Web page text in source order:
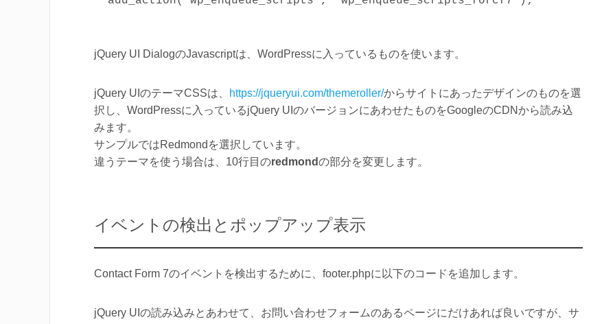
jQuery UI DialogのJavascriptは、WordPressに入っているものを使います。
jQuery UIのテーマCSSは、 https://jqueryui.com/themeroller/からサイトにあったデザインのものを選
択し、WordPressに入っているjQuery UIのバージョンにあわせたものをGoogleのCDNから読み込
みます。
サンプルではRedmondを選択しています。
違うテーマを使う場合は、10行目のredmondの部分を変更します。
イベントの検出とポップアップ表示
Contact Form 7のイベントを検出するために、footer.phpに以下のコードを追加します。
jQuery UIの読み込みとあわせて、お問い合わせフォームのあるページにだけあれば良いですが、サ